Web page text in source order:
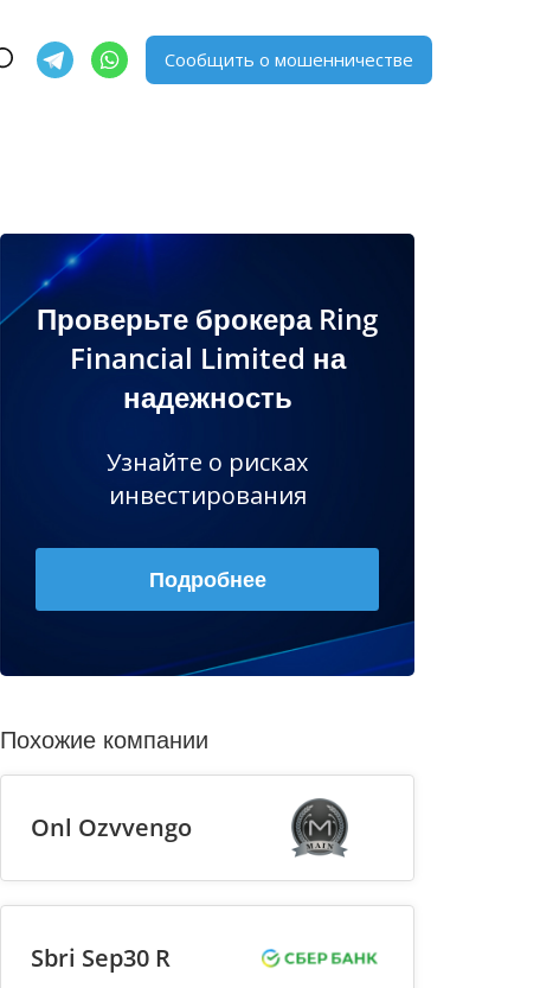
Сообщить о мошенничестве
Проверьте брокера Ring
Financial Limited на
надежность
Узнайте о рисках
инвестирования
Подробнее
Похожие компании
Onl Ozvvengo
Sbri Sep30 R